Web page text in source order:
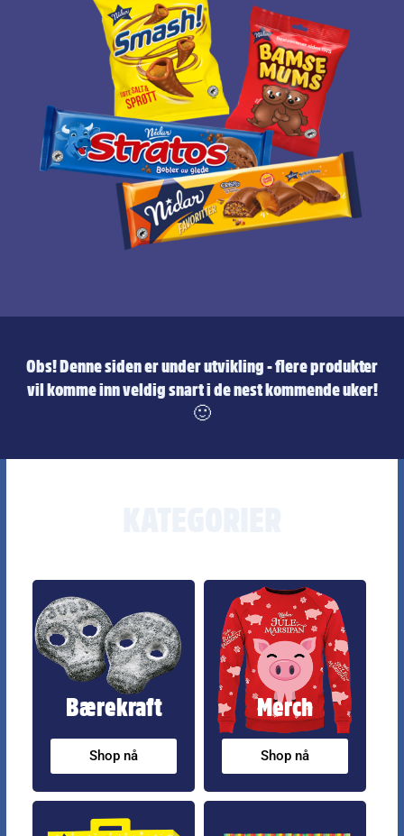
Obs! Denne siden er under utvikling - flere produkter
vil komme inn veldig snart i de nest kommende uker!
🙂
Bærekraft
Shop nå
Merch
Shop nå